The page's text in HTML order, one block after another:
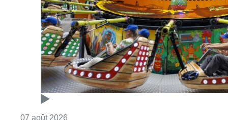
Les Bruxellois respectent mieux les
zones 30 ?